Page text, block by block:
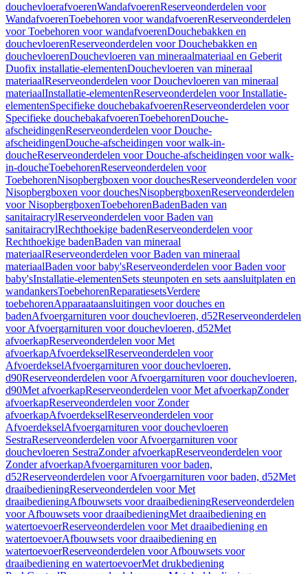
douchevloerafvoerenWandafvoerenReserveonderdelen voor
WandafvoerenToebehoren voor wandafvoerenReserveonderdelen
voor Toebehoren voor wandafvoerenDouchebakken en
douchevloerenReserveonderdelen voor Douchebakken en
douchevloerenDouchevloeren van mineraalmateriaal en Geberit
Duofix installatie-elementenDouchevloeren van mineraal
materiaalReserveonderdelen voor Douchevloeren van mineraal
materiaalInstallatie-elementenReserveonderdelen voor Installatie-
elementenSpecifieke douchebakafvoerenReserveonderdelen voor
Specifieke douchebakafvoerenToebehorenDouche-
afscheidingenReserveonderdelen voor Douche-
afscheidingenDouche-afscheidingen voor walk-in-
doucheReserveonderdelen voor Douche-afscheidingen voor walk-
in-doucheToebehorenReserveonderdelen voor
ToebehorenNisopbergboxen voor douchesReserveonderdelen voor
Nisopbergboxen voor douchesNisopbergboxenReserveonderdelen
voor NisopbergboxenToebehorenBadenBaden van
sanitairacrylReserveonderdelen voor Baden van
sanitairacrylRechthoekige badenReserveonderdelen voor
Rechthoekige badenBaden van mineraal
materiaalReserveonderdelen voor Baden van mineraal
materiaalBaden voor baby'sReserveonderdelen voor Baden voor
baby'sInstallatie-elementenSets steunpoten en sets aansluitplaten en
wandankersToebehorenReparatiesetsVerdere
toebehorenApparaataansluitingen voor douches en
badenAfvoergarnituren voor douchevloeren, d52Reserveonderdelen
voor Afvoergarnituren voor douchevloeren, d52Met
afvoerkapReserveonderdelen voor Met
afvoerkapAfvoerdekselReserveonderdelen voor
AfvoerdekselAfvoergarnituren voor douchevloeren,
d90Reserveonderdelen voor Afvoergarnituren voor douchevloeren,
d90Met afvoerkapReserveonderdelen voor Met afvoerkapZonder
afvoerkapReserveonderdelen voor Zonder
afvoerkapAfvoerdekselReserveonderdelen voor
AfvoerdekselAfvoergarnituren voor douchevloeren
SestraReserveonderdelen voor Afvoergarnituren voor
douchevloeren SestraZonder afvoerkapReserveonderdelen voor
Zonder afvoerkapAfvoergarnituren voor baden,
d52Reserveonderdelen voor Afvoergarnituren voor baden, d52Met
draaibedieningReserveonderdelen voor Met
draaibedieningAfbouwsets voor draaibedieningReserveonderdelen
voor Afbouwsets voor draaibedieningMet draaibediening en
watertoevoerReserveonderdelen voor Met draaibediening en
watertoevoerAfbouwsets voor draaibediening en
watertoevoerReserveonderdelen voor Afbouwsets voor
draaibediening en watertoevoerMet drukbediening